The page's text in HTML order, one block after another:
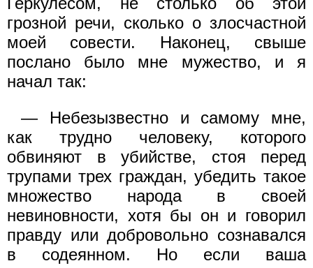
грозной речи, сколько о злосчастной
моей совести. Наконец, свыше
послано было мне мужество, и я
начал так:
— Небезызвестно и самому мне,
как трудно человеку, которого
обвиняют в убийстве, стоя перед
трупами трех граждан, убедить такое
множество народа в своей
невиновности, хотя бы он и говорил
правду или добровольно сознавался
в содеянном. Но если ваша